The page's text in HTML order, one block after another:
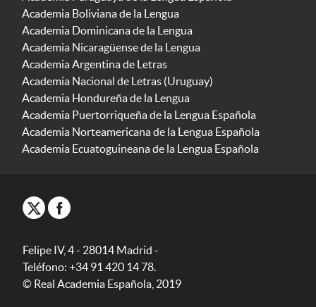
Academia Boliviana de la Lengua
Academia Dominicana de la Lengua
Academia Nicaragüense de la Lengua
Academia Argentina de Letras
Academia Nacional de Letras (Uruguay)
Academia Hondureña de la Lengua
Academia Puertorriqueña de la Lengua Española
Academia Norteamericana de la Lengua Española
Academia Ecuatoguineana de la Lengua Española
Felipe IV, 4 - 28014 Madrid -
Teléfono: +34 91 420 14 78.
© Real Academia Española, 2019